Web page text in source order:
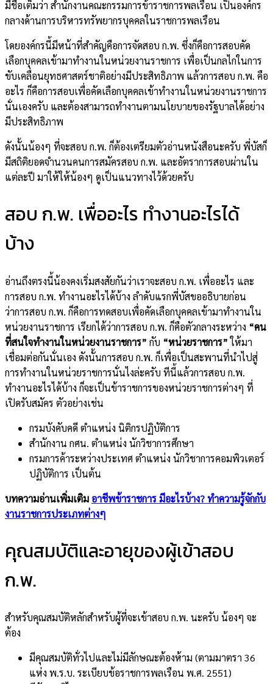
มีชื่อเต็มว่า สำนักงานคณะกรรมการข้าราชการพลเรือน เป็นองค์กร
กลางด้านการบริหารทรัพยากรบุคคลในราชการพลเรือน
โดยองค์กรนี้มีหน้าที่สำคัญคือการจัดสอบ ก.พ. ซึ่งก็คือการสอบคัด
เลือกบุคคลเข้ามาทำงานในหน่วยงานราชการ เพื่อเป็นกลไกในการ
ขับเคลื่อนยุทธศาสตร์ชาติอย่างมีประสิทธิภาพ แล้วการสอบ ก.พ. คือ
อะไร ก็คือการสอบเพื่อคัดเลือกบุคคลเข้าทำงานในหน่วยงานราชการ
นั่นเองครับ และต้องสามารถทำงานตามนโยบายของรัฐบาลได้อย่าง
มีประสิทธิภาพ
ดังนั้นน้องๆ ที่จะสอบ ก.พ. ก็ต้องเตรียมตัวอ่านหนังสือนะครับ พี่บัสก็
มีสถิติยอดจำนวนคนการสมัครสอบ ก.พ. และอัตราการสอบผ่านใน
แต่ละปี มาให้ให้น้องๆ ดูเป็นแนวทางไว้ด้วยครับ
สอบ ก.พ. เพื่ออะไร ทํางานอะไรได้
บ้าง
อ่านถึงตรงนี้น้องคงเริ่มสงสัยกันว่าเราจะสอบ ก.พ. เพื่ออะไร และ
การสอบ ก.พ. ทำงานอะไรได้บ้าง ลำดับแรกพี่บัสขออธิบายก่อน
ว่าการสอบ ก.พ. ก็คือการทดสอบเพื่อคัดเลือกบุคคลเข้ามาทำงานใน
หน่วยงานราชการ เรียกได้ว่าการสอบ ก.พ. ก็คือตัวกลางระหว่าง “คน
ที่สนใจทำงานในหน่วยงานราชการ” กับ “หน่วยราชการ”ให้มา
เชื่อมต่อกันนั่นเอง ดังนั้นการสอบ ก.พ. ก็เพื่อเป็นสะพานที่นำไปสู่
การทำงานในหน่วยราชการนั่นไงล่ะครับ ทีนี้แล้วการสอบ ก.พ.
ทำงานอะไรได้บ้าง ก็จะเป็นข้าราชการของหน่วยราชการต่างๆ ที่
เปิดรับสมัคร ตัวอย่างเช่น
กรมบังคับคดี ตำแหน่ง นิติกรปฏิบัติการ
สำนักงาน กศน. ตำแหน่ง นักวิชาการศึกษา
กรมการค้าระหว่างประเทศ ตำแหน่ง นักวิชาการคอมพิวเตอร์
ปฏิบัติการ เป็นต้น
บทความอ่านเพิ่มเติม อาชีพข้าราชการ มีอะไรบ้าง? ทำความรู้จักกับ
งานราชการประเภทต่างๆ
คุณสมบัติและอายุของผู้เข้าสอบ
ก.พ.
สำหรับคุณสมบัติหลักสำหรับผู้ที่จะเข้าสอบ ก.พ. นะครับ น้องๆ จะ
ต้อง
มีคุณสมบัติทั่วไปและไม่มีลักษณะต้องห้าม (ตามมาตรา 36
แห่ง พ.ร.บ. ระเบียบข้อราชการพลเรือน พ.ศ. 2551)